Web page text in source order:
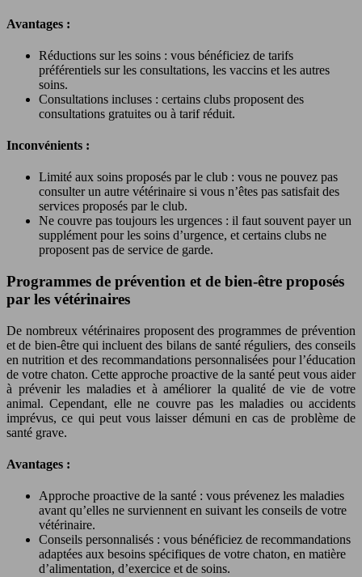
Avantages :
Réductions sur les soins : vous bénéficiez de tarifs
préférentiels sur les consultations, les vaccins et les autres
soins.
Consultations incluses : certains clubs proposent des
consultations gratuites ou à tarif réduit.
Inconvénients :
Limité aux soins proposés par le club : vous ne pouvez pas
consulter un autre vétérinaire si vous n’êtes pas satisfait des
services proposés par le club.
Ne couvre pas toujours les urgences : il faut souvent payer un
supplément pour les soins d’urgence, et certains clubs ne
proposent pas de service de garde.
Programmes de prévention et de bien-être proposés
par les vétérinaires
De nombreux vétérinaires proposent des programmes de prévention
et de bien-être qui incluent des bilans de santé réguliers, des conseils
en nutrition et des recommandations personnalisées pour l’éducation
de votre chaton. Cette approche proactive de la santé peut vous aider
à prévenir les maladies et à améliorer la qualité de vie de votre
animal. Cependant, elle ne couvre pas les maladies ou accidents
imprévus, ce qui peut vous laisser démuni en cas de problème de
santé grave.
Avantages :
Approche proactive de la santé : vous prévenez les maladies
avant qu’elles ne surviennent en suivant les conseils de votre
vétérinaire.
Conseils personnalisés : vous bénéficiez de recommandations
adaptées aux besoins spécifiques de votre chaton, en matière
d’alimentation, d’exercice et de soins.